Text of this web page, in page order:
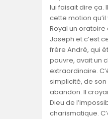
lui faisait dire ça.
cette motion
Royal un
Joseph et c’est
frère André, qui
pauvre, avait un
extraordinaire.
simplicité, de
abandon. Il
Dieu de
charismatique.